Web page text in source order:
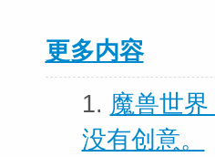
更多内容
1. 魔兽世界
没有创意。